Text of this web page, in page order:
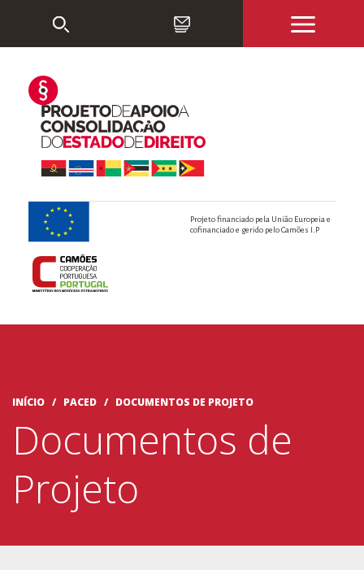
Projeto financiado pela União Europeia e
cofinanciado e gerido pelo Camões I.P
INÍCIO / PACED / DOCUMENTOS DE PROJETO
Documentos de
Projeto